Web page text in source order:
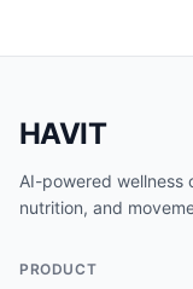
HAVIT
AI-powered wellness
nutrition, and
PRODUCT